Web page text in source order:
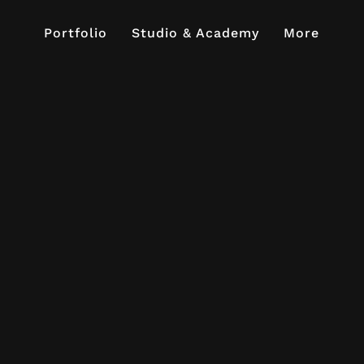
Portfolio Studio & Academy More